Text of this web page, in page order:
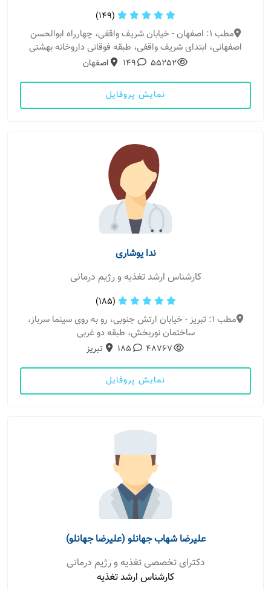
(149)
مطب 1: اصفهان - خیابان شریف واقفی، چهارراه ابوالحسن
اصفهانی، ابتدای شریف واقفی، طبقه فوقانی داروخانه بهشتی
55252
149 اصفهان
نمایش پروفایل
ندا یوشاری
کارشناس ارشد تغذیه و رژیم درمانی
(185)
مطب 1: تبریز - خیابان ارتش جنوبی، رو به روی سینما سرباز،
ساختمان نوربخش، طبقه دو غربی
48767
185 تبریز
نمایش پروفایل
علیرضا شهاب جهانلو (علیرضا جهانلو)
دکترای تخصصی تغذیه و رژیم درمانی
کارشناس ارشد تغذیه